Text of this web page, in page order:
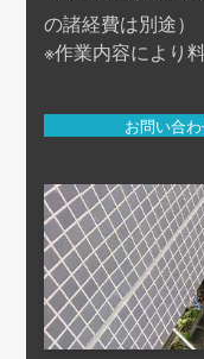
の諸経費は別途）
※作業内容により
お問い合